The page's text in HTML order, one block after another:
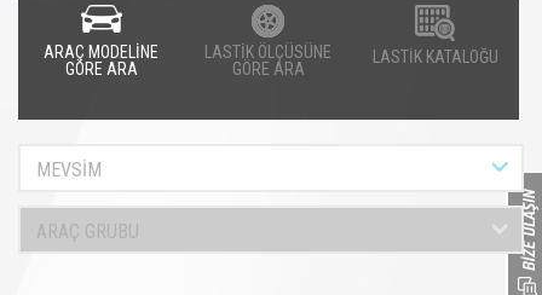
ARAÇ MODELİNE
GÖRE ARA
LASTİK ÖLÇÜSÜNE
GÖRE ARA
LASTİK KATALOĞU
MEVSİM
ARAÇ GRUBU